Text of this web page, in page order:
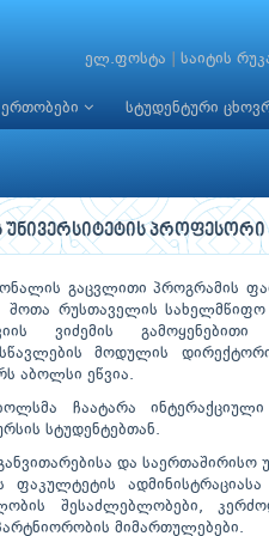
ელ.ფოსტა საიტის
სტუდენტური
უნივერსიტეტის პროფესორი
გაცვლითი პროგრამის
რუსთაველის სახელმწიფო
ვიძემის გამოყენებითი
მოდულის
აბოლსი ეწვია.
ჩაატარა
სტუდენტებთან.
და საერთაშირისო
შესაძლებლობები,
მიმართულებები.